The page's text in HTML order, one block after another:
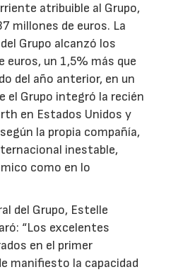
atribuible al Grupo,
millones de euros. La
Grupo alcanzó los
euros, un 1,5% más que
del año anterior, en un
el Grupo integró la recién
en Estados Unidos y
la propia compañía,
inestable,
como en lo
del Grupo, Estelle
“Los excelentes
en el primer
manifiesto la capacidad